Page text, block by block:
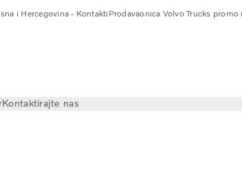
i Hercegovina - Kontakti Prodavaonica Volvo Trucks promo
Kontaktirajte nas